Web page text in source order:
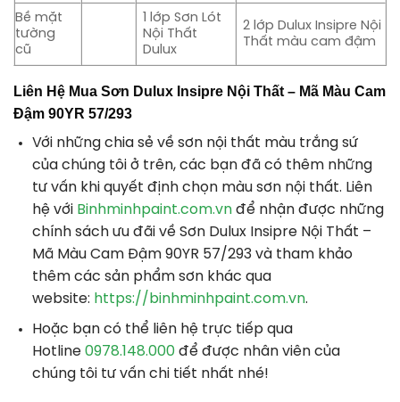
Bề mặt
tường
cũ
1 lớp Sơn Lót
Nội Thất
Dulux
2 lớp Dulux Insipre Nội
Thất màu cam đậm
Liên Hệ Mua Sơn Dulux Insipre Nội Thất – Mã Màu Cam
Đậm 90YR 57/293
Với những chia sẻ về sơn nội thất màu trắng sứ
của chúng tôi ở trên, các bạn đã có thêm những
tư vấn khi quyết định chọn màu sơn nội thất. Liên
hệ với Binhminhpaint.com.vn để nhận được những
chính sách ưu đãi về Sơn Dulux Insipre Nội Thất –
Mã Màu Cam Đậm 90YR 57/293 và tham khảo
thêm các sản phẩm sơn khác qua
website: https://binhminhpaint.com.vn.
Hoặc bạn có thể liên hệ trực tiếp qua
Hotline 0978.148.000 để được nhân viên của
chúng tôi tư vấn chi tiết nhất nhé!